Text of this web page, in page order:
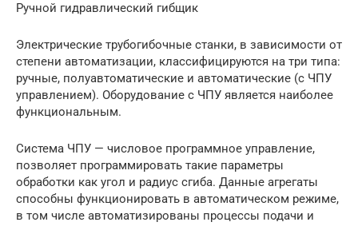
Ручной гидравлический гибщик
Электрические трубогибочные станки, в зависимости от
степени автоматизации, классифицируются на три типа:
ручные, полуавтоматические и автоматические (с ЧПУ
управлением). Оборудование с ЧПУ является наиболее
функциональным.
Система ЧПУ — числовое программное управление,
позволяет программировать такие параметры
обработки как угол и радиус сгиба. Данные агрегаты
способны функционировать в автоматическом режиме,
в том числе автоматизированы процессы подачи и